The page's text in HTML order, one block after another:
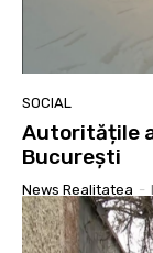
SOCIAL
Autoritățile
București
News Realitatea -